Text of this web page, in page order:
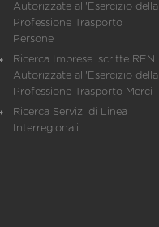
Autorizzate all'Esercizio della
Professione Trasporto
Persone
Ricerca Imprese iscritte REN
Autorizzate all'Esercizio della
Professione Trasporto Merci
Ricerca Servizi di Linea
Interregionali